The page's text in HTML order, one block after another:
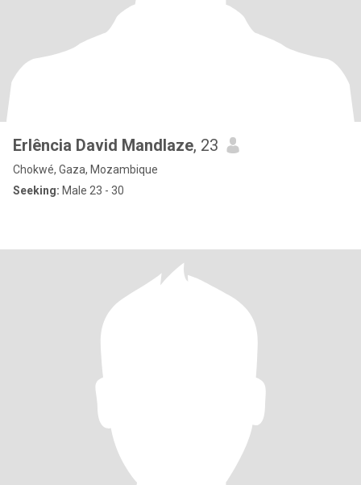
Erlência David Mandlaze, 23
Chokwé, Gaza, Mozambique
Seeking: Male 23 - 30